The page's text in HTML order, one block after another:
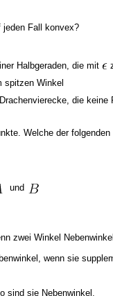
jeden Fall konvex?
Halbgeraden, die mit
spitzen Winkel
die keine
Welche der
und
zwei Winkel
wenn sie
sind sie Nebenwinkel.